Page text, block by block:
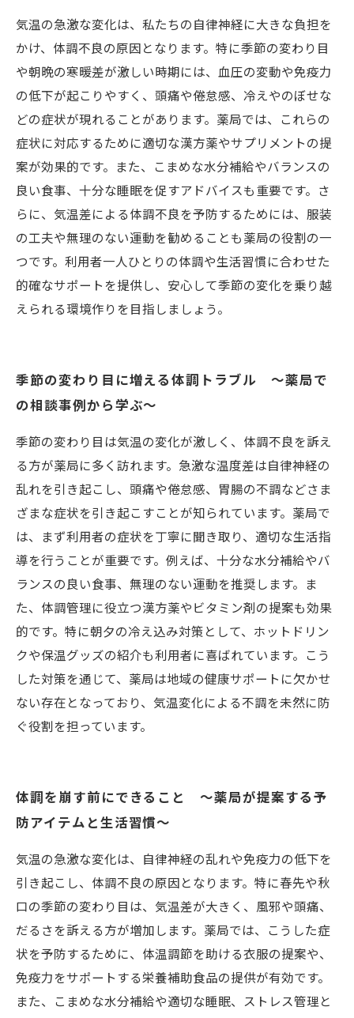
来 ～安心して過ごせるための取り組み～
気温変化による体調不良を防ぐための3つのポイ
ント
これで安心！薬局で買える気温変化対策のおす
すめ商品
気温の急激な変化は、私たちの自律神経に大きな負担を
かけ、体調不良の原因となります。特に季節の変わり目
や朝晩の寒暖差が激しい時期には、血圧の変動や免疫力
の低下が起こりやすく、頭痛や倦怠感、冷えやのぼせな
どの症状が現れることがあります。薬局では、これらの
症状に対応するために適切な漢方薬やサプリメントの提
案が効果的です。また、こまめな水分補給やバランスの
良い食事、十分な睡眠を促すアドバイスも重要です。さ
らに、気温差による体調不良を予防するためには、服装
の工夫や無理のない運動を勧めることも薬局の役割の一
つです。利用者一人ひとりの体調や生活習慣に合わせた
的確なサポートを提供し、安心して季節の変化を乗り越
えられる環境作りを目指しましょう。
季節の変わり目に増える体調トラブル ～薬局で
の相談事例から学ぶ～
季節の変わり目は気温の変化が激しく、体調不良を訴え
る方が薬局に多く訪れます。急激な温度差は自律神経の
乱れを引き起こし、頭痛や倦怠感、胃腸の不調などさま
ざまな症状を引き起こすことが知られています。薬局で
は、まず利用者の症状を丁寧に聞き取り、適切な生活指
導を行うことが重要です。例えば、十分な水分補給やバ
ランスの良い食事、無理のない運動を推奨します。ま
た、体調管理に役立つ漢方薬やビタミン剤の提案も効果
的です。特に朝夕の冷え込み対策として、ホットドリン
クや保温グッズの紹介も利用者に喜ばれています。こう
した対策を通じて、薬局は地域の健康サポートに欠かせ
ない存在となっており、気温変化による不調を未然に防
ぐ役割を担っています。
体調を崩す前にできること ～薬局が提案する予
防アイテムと生活習慣～
気温の急激な変化は、自律神経の乱れや免疫力の低下を
引き起こし、体調不良の原因となります。特に春先や秋
口の季節の変わり目は、気温差が大きく、風邪や頭痛、
だるさを訴える方が増加します。薬局では、こうした症
状を予防するために、体温調節を助ける衣服の提案や、
免疫力をサポートする栄養補助食品の提供が有効です。
また、こまめな水分補給や適切な睡眠、ストレス管理と